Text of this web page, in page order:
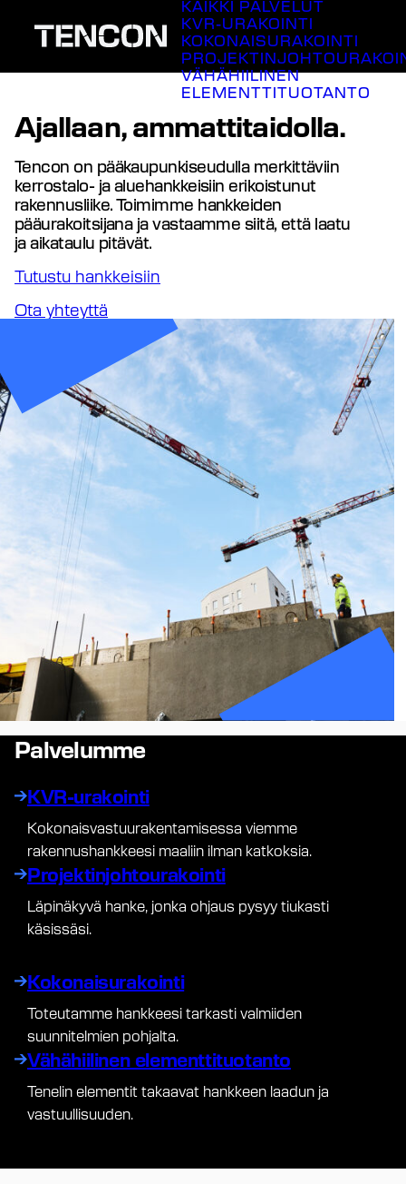
sisältöön
KAIKKI PALVELUT
KVR-URAKOINTI
KOKONAISURAKOINTI
VÄHÄHIILINEN
ELEMENTTITUOTANTO
Ajallaan, ammattitaidolla.
Tencon on pääkaupunkiseudulla merkittäviin
kerrostalo- ja aluehankkeisiin erikoistunut
rakennusliike. Toimimme hankkeiden
pääurakoitsijana ja vastaamme siitä, että laatu
ja aikataulu pitävät.
Tutustu hankkeisiin
Ota yhteyttä
Palvelumme
KVR-urakointi
Kokonaisvastuurakentamisessa viemme
rakennushankkeesi maaliin ilman katkoksia.
Projektinjohtourakointi
Läpinäkyvä hanke, jonka ohjaus pysyy tiukasti
käsissäsi.
Kokonaisurakointi
Toteutamme hankkeesi tarkasti valmiiden
suunnitelmien pohjalta.
Vähähiilinen elementtituotanto
Tenelin elementit takaavat hankkeen laadun ja
vastuullisuuden.